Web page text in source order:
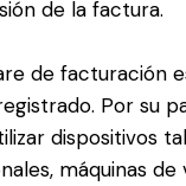
de la factura.
de facturación
Por su
dispositivos
máquinas de